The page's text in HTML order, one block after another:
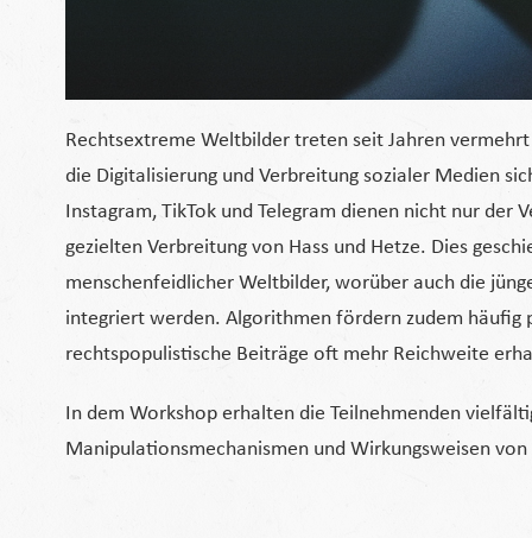
Rechtsextreme Weltbilder treten seit Jahren
die Digitalisierung und Verbreitung sozialer Medien
Instagram, TikTok und Telegram dienen nicht nur der
gezielten Verbreitung von Hass und Hetze. Dies
menschenfeidlicher Weltbilder, worüber auch die
integriert werden. Algorithmen fördern zudem
rechtspopulistische Beiträge oft mehr Reichweite
In dem Workshop erhalten die Teilnehmenden
Manipulationsmechanismen und Wirkungsweisen